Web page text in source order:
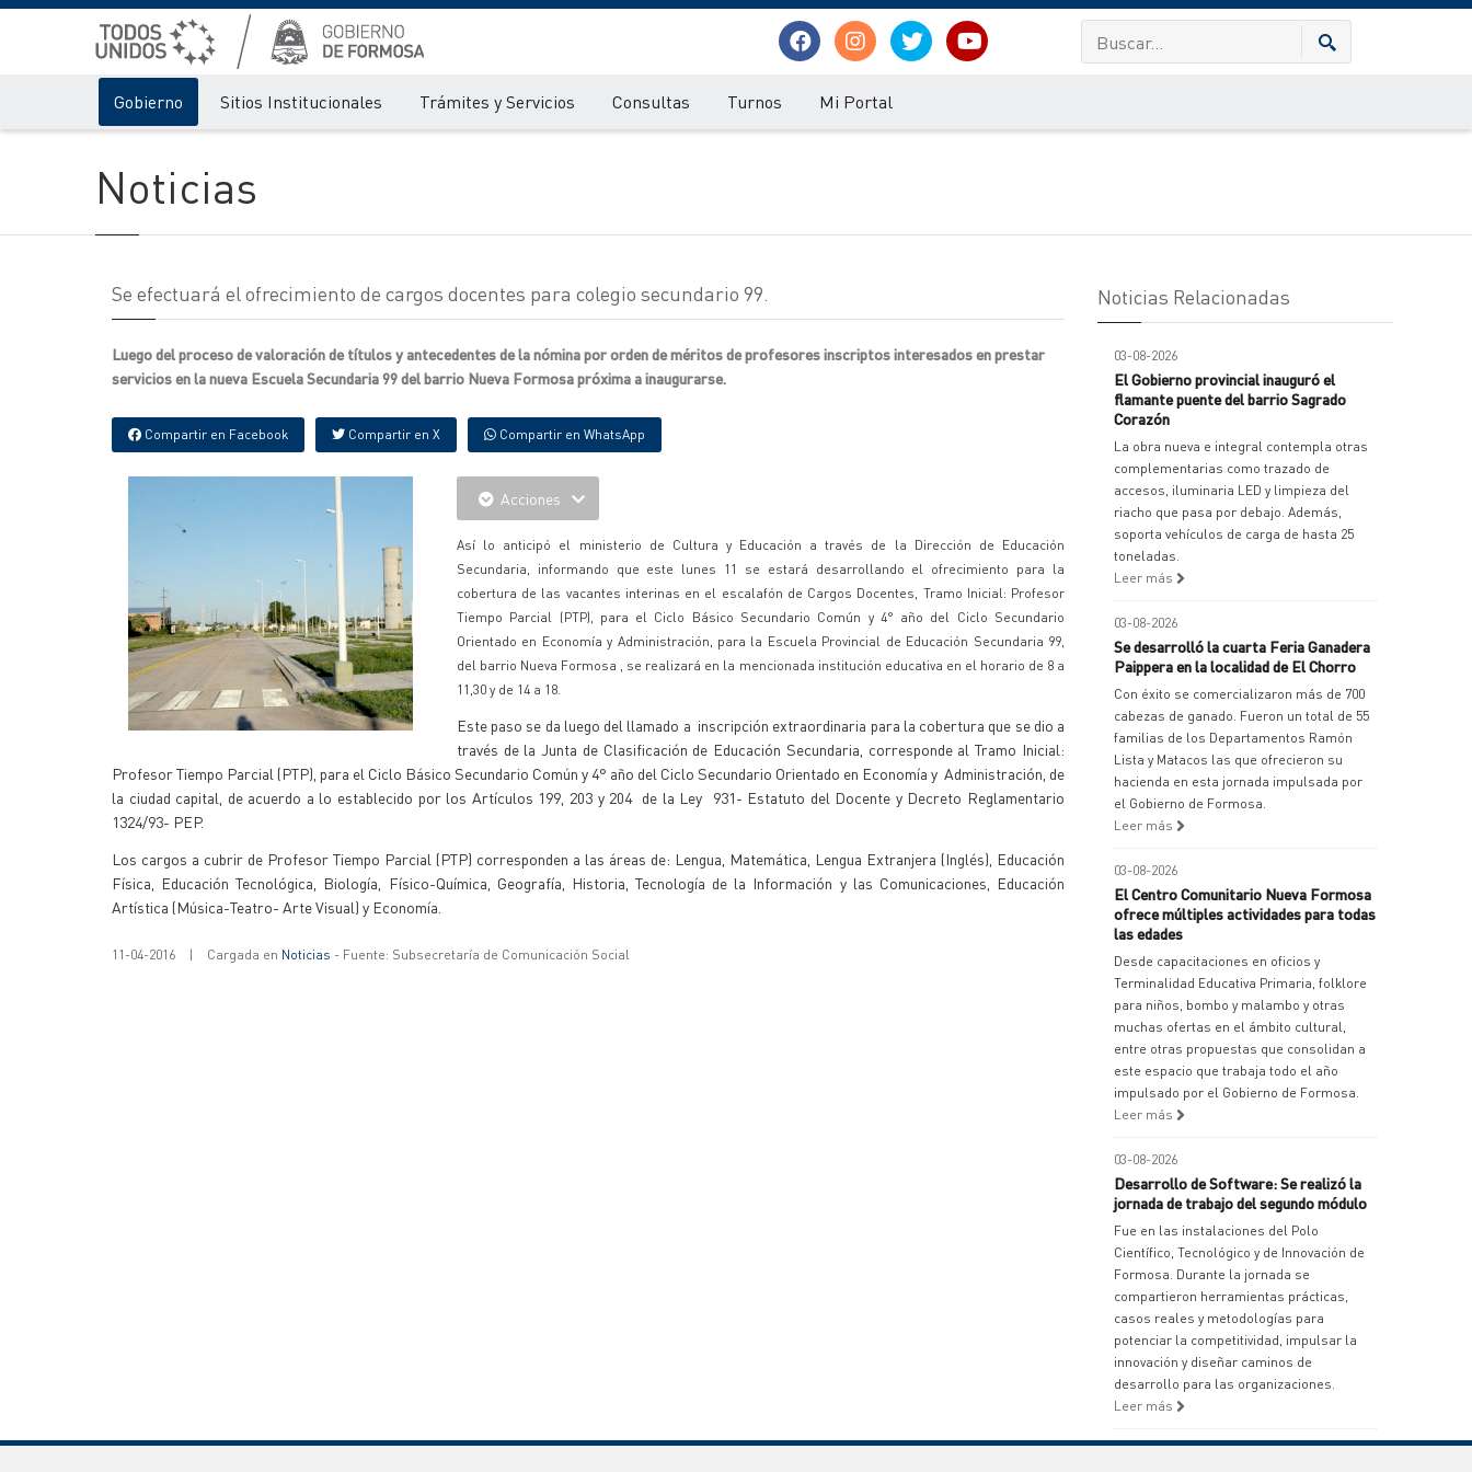
Gobierno Sitios Institucionales Trámites y Servicios Consultas Turnos Mi Portal
Noticias
Se efectuará el ofrecimiento de cargos docentes para colegio secundario 99.
Luego del proceso de valoración de títulos y antecedentes de la nómina por orden de méritos de profesores inscriptos interesados en prestar
servicios en la nueva Escuela Secundaria 99 del barrio Nueva Formosa próxima a inaugurarse.
Compartir en Facebook Compartir en X Compartir en WhatsApp
Acciones
Así lo anticipó el ministerio de Cultura y Educación a través de la Dirección de Educación
Secundaria, informando que este lunes 11 se estará desarrollando el ofrecimiento para la
cobertura de las vacantes interinas en el escalafón de Cargos Docentes, Tramo Inicial: Profesor
Tiempo Parcial (PTP), para el Ciclo Básico Secundario Común y 4° año del Ciclo Secundario
Orientado en Economía y Administración, para la Escuela Provincial de Educación Secundaria 99,
del barrio Nueva Formosa , se realizará en la mencionada institución educativa en el horario de 8 a
11,30 y de 14 a 18.
Este paso se da luego del llamado a inscripción extraordinaria para la cobertura que se dio a
través de la Junta de Clasificación de Educación Secundaria, corresponde al Tramo Inicial:
Profesor Tiempo Parcial (PTP), para el Ciclo Básico Secundario Común y 4° año del Ciclo Secundario Orientado en Economía y Administración, de
la ciudad capital, de acuerdo a lo establecido por los Artículos 199, 203 y 204 de la Ley 931- Estatuto del Docente y Decreto Reglamentario
1324/93- PEP.
Los cargos a cubrir de Profesor Tiempo Parcial (PTP) corresponden a las áreas de: Lengua, Matemática, Lengua Extranjera (Inglés), Educación
Física, Educación Tecnológica, Biología, Físico-Química, Geografía, Historia, Tecnología de la Información y las Comunicaciones, Educación
Artística (Música-Teatro- Arte Visual) y Economía.
11-04-2016 | Cargada en Noticias - Fuente: Subsecretaría de Comunicación Social
Noticias Relacionadas
03-08-2026
El Gobierno provincial inauguró el
flamante puente del barrio Sagrado
Corazón
La obra nueva e integral contempla otras
complementarias como trazado de
accesos, iluminaria LED y limpieza del
riacho que pasa por debajo. Además,
soporta vehículos de carga de hasta 25
toneladas.
Leer más
03-08-2026
Se desarrolló la cuarta Feria Ganadera
Paippera en la localidad de El Chorro
Con éxito se comercializaron más de 700
cabezas de ganado. Fueron un total de 55
familias de los Departamentos Ramón
Lista y Matacos las que ofrecieron su
hacienda en esta jornada impulsada por
el Gobierno de Formosa.
Leer más
03-08-2026
El Centro Comunitario Nueva Formosa
ofrece múltiples actividades para todas
las edades
Desde capacitaciones en oficios y
Terminalidad Educativa Primaria, folklore
para niños, bombo y malambo y otras
muchas ofertas en el ámbito cultural,
entre otras propuestas que consolidan a
este espacio que trabaja todo el año
impulsado por el Gobierno de Formosa.
Leer más
03-08-2026
Desarrollo de Software: Se realizó la
jornada de trabajo del segundo módulo
Fue en las instalaciones del Polo
Científico, Tecnológico y de Innovación de
Formosa. Durante la jornada se
compartieron herramientas prácticas,
casos reales y metodologías para
potenciar la competitividad, impulsar la
innovación y diseñar caminos de
desarrollo para las organizaciones.
Leer más